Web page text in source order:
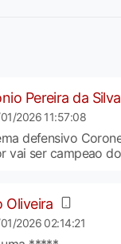
Pereira da
2026 11:57:08
defensivo
vai ser campeao
Oliveira
2026 02:14:21